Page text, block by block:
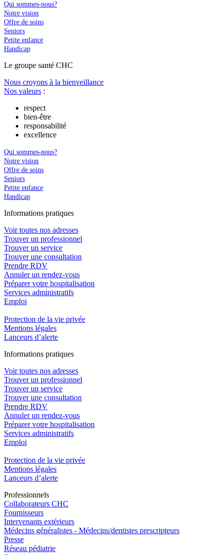
Qui sommes-nous?
Notre vision
Offre de soins
Seniors
Petite enfance
Handicap
Le groupe santé CHC
Nous croyons à la bienveillance
Nos valeurs :
respect
bien-être
responsabilité
excellence
Qui sommes-nous?
Notre vision
Offre de soins
Seniors
Petite enfance
Handicap
Informations pratiques
Voir toutes nos adresses
Trouver un professionnel
Trouver un service
Trouver une consultation
Prendre RDV
Annuler un rendez-vous
Préparer votre hospitalisation
Services administratifs
Emploi​
Protection de la vie privée
Mentions légales
Lanceurs d’alerte
Informations pratiques
Voir toutes nos adresses
Trouver un professionnel
Trouver un service
Trouver une consultation
Prendre RDV
Annuler un rendez-vous
Préparer votre hospitalisation
Services administratifs
Emploi​
Protection de la vie privée
Mentions légales
Lanceurs d’alerte
Professionnels
Collaborateurs CHC
Fournisseurs
Intervenants extérieurs
Médecins généralistes - Médecins/dentistes prescripteurs
Presse
Réseau pédiatrie